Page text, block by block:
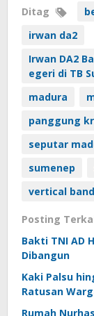
Ditag
irwan da2
Irwan DA2
egeri di TB
madura
panggung
seputar
sumenep
vertical
Posting
Bakti TNI AD
Dibangun
Kaki Palsu
Ratusan
Rumah